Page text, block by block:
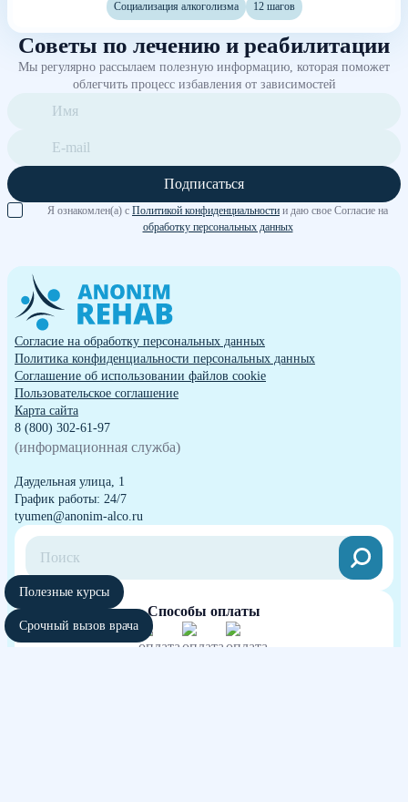
Социализация алкоголизма 12 шагов
Советы по лечению и реабилитации
Мы регулярно рассылаем полезную информацию, которая поможет
облегчить процесс избавления от зависимостей
Подписаться
Я ознакомлен(а) с Политикой конфиденциальности и даю свое Согласие на
обработку персональных данных
Согласие на обработку персональных данных
Политика конфиденциальности персональных данных
Cоглашение об использовании файлов cookie
Пользовательское соглашение
Карта сайта
8 (800) 302-61-97
(информационная служба)
Даудельная улица, 1
График работы: 24/7
tyumen@anonim-alco.ru
Способы оплаты
Полезные курсы
Срочный вызов врача